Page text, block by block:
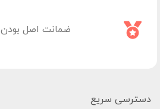
ضمانت اصل بودن
دسترسی سریع